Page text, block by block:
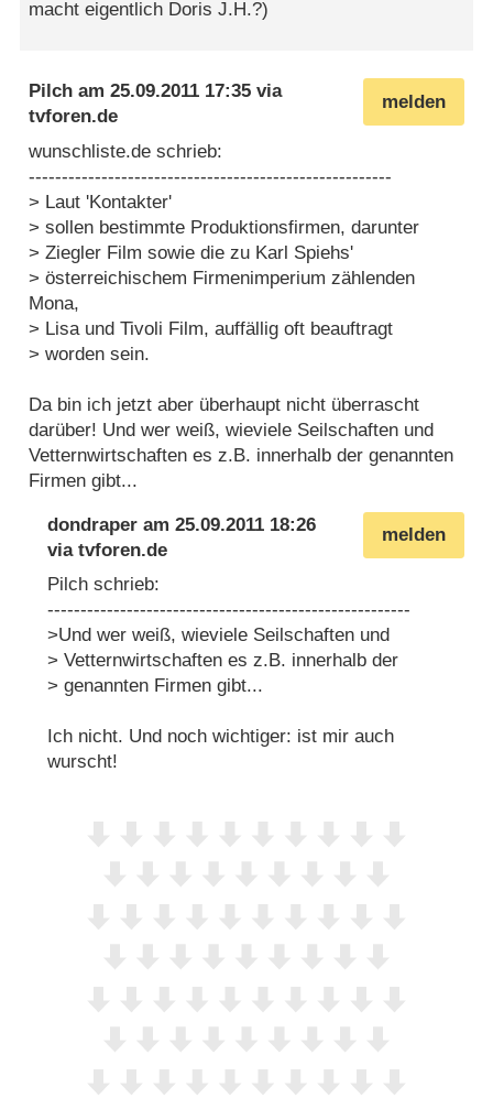
macht eigentlich Doris J.H.?)
melden
Pilch am25.09.2011 17:35 via
tvforen.de
wunschliste.de schrieb:
-------------------------------------------------------
> Laut 'Kontakter'
> sollen bestimmte Produktionsfirmen, darunter
> Ziegler Film sowie die zu Karl Spiehs'
> österreichischem Firmenimperium zählenden
Mona,
> Lisa und Tivoli Film, auffällig oft beauftragt
> worden sein.
Da bin ich jetzt aber überhaupt nicht überrascht
darüber! Und wer weiß, wieviele Seilschaften und
Vetternwirtschaften es z.B. innerhalb der genannten
Firmen gibt...
melden
dondraper am25.09.2011 18:26
viatvforen.de
Pilch schrieb:
-------------------------------------------------------
>Und wer weiß, wieviele Seilschaften und
> Vetternwirtschaften es z.B. innerhalb der
> genannten Firmen gibt...
Ich nicht. Und noch wichtiger: ist mir auch
wurscht!